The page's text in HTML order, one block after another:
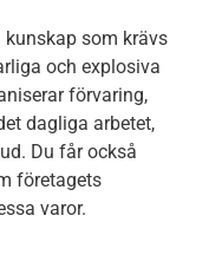
kunskap som krävs
och explosiva
förvaring,
dagliga arbetet,
Du får också
företagets
varor.